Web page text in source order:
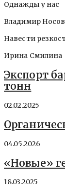
Однажды у нас
Владимир Носов
Навести
Ирина Смилина
Экспорт
тонн
02.02.2025
04.05.2026
«Новые»
18.03.2025